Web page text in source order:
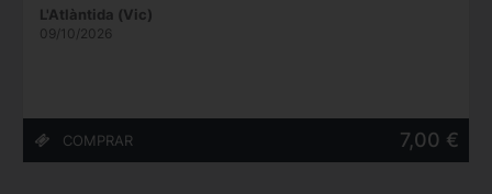
L'Atlàntida (Vic)
09/10/2026
7,00 €